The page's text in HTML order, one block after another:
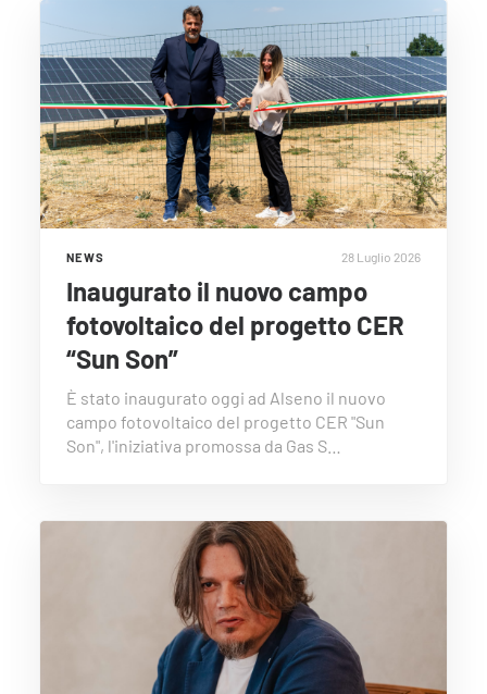
NEWS 28 Luglio 2026
Inaugurato il nuovo campo
fotovoltaico del progetto CER
“Sun Son”
È stato inaugurato oggi ad Alseno il nuovo
campo fotovoltaico del progetto CER "Sun
Son", l'iniziativa promossa da Gas S…